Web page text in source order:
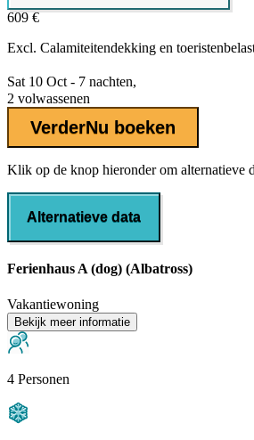
609 €
Excl. Calamiteitendekking en
Sat 10 Oct - 7 nachten,
2 volwassenen
VerderNu boeken
Klik op de knop hieronder om alternatieve
Alternatieve data
Ferienhaus A (dog) (Albatross)
Vakantiewoning
Bekijk meer informatie
4 Personen